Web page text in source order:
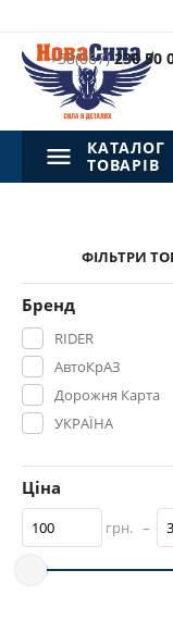
+38(067)230 50
КАТАЛОГ
ТОВАРІВ
ФІЛЬТРИ
Бренд
RIDER
АвтоКрАЗ
Дорожня Карта
УКРАЇНА
Ціна
грн. –